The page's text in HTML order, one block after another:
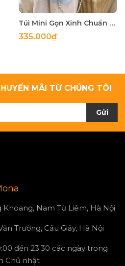
Túi Mini Gọn Xinh Chuẩn Gu - tt260518
335.000₫
MÃI TỪ CHÚNG TÔI
Gửi
Khoang, Nam Từ Liêm, Hà Nội
Trường, Cầu Giấy, Hà Nội
đến 23:30 các ngày trong
Chủ nhật